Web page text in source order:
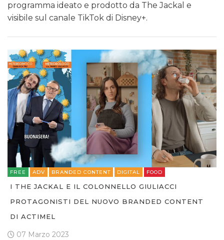
programma ideato e prodotto da The Jackal e
visibile sul canale TikTok di Disney+.
FREE ADV BRANDED CONTENT DIGITAL FOOD
I THE JACKAL E IL COLONNELLO GIULIACCI
PROTAGONISTI DEL NUOVO BRANDED CONTENT
DI ACTIMEL
07 Marzo 2023